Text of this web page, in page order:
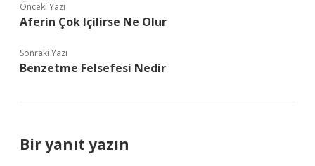
Önceki Yazı
Aferin Çok Içilirse Ne Olur
Sonraki Yazı
Benzetme Felsefesi Nedir
Bir yanıt yazın